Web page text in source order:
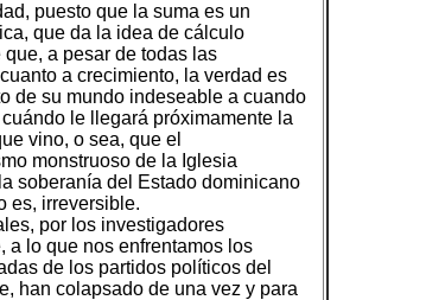
puesto que la suma es un
que da la idea de cálculo
a pesar de todas las
a crecimiento, la verdad es
de su mundo indeseable a cuando
le llegará próximamente la
vino, o sea, que el
monstruoso de la Iglesia
soberanía del Estado dominicano
es, irreversible.
por los investigadores
a lo que nos enfrentamos los
de los partidos políticos del
han colapsado de una vez y para